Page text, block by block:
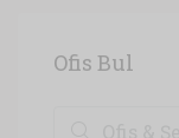
Ofis Bul